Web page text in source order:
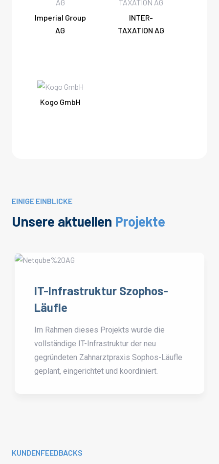
Imperial Group
AG
INTER-
TAXATION AG
Kogo GmbH
EINIGE EINBLICKE
Unsere aktuellen Projekte
IT-Infrastruktur Szophos-
Läufle
Im Rahmen dieses Projekts wurde die
vollständige IT-Infrastruktur der neu
gegründeten Zahnarztpraxis Sophos-Läufle
geplant, eingerichtet und koordiniert.
KUNDENFEEDBACKS